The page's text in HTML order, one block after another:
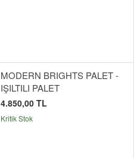
MODERN BRIGHTS PALET -
IŞILTILI PALET
4.850,00 TL
Kritik Stok